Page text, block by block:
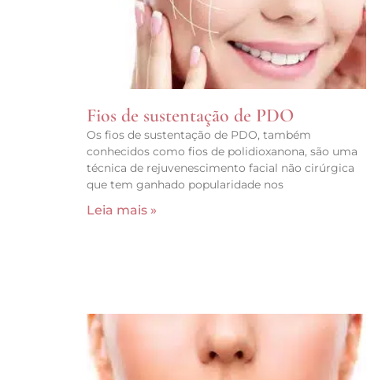
Fios de sustentação de PDO
Os fios de sustentação de PDO, também
conhecidos como fios de polidioxanona, são uma
técnica de rejuvenescimento facial não cirúrgica
que tem ganhado popularidade nos
Leia mais »